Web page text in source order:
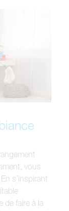
vous
s’inspirant
de faire à la